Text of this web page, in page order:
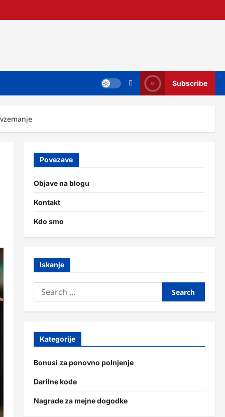
Subscribe
Povezave
Objave na blogu
Kontakt
Kdo smo
Iskanje
Search
for:
Kategorije
Bonusi za ponovno polnjenje
Darilne kode
Nagrade za mejne dogodke